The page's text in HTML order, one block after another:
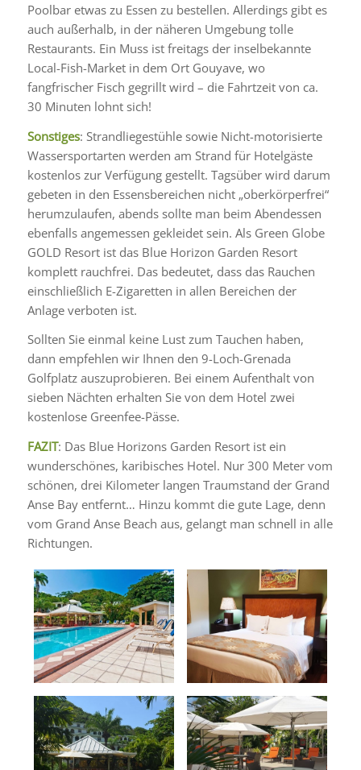
Poolbar etwas zu Essen zu bestellen. Allerdings gibt es
auch außerhalb, in der näheren Umgebung tolle
Restaurants. Ein Muss ist freitags der inselbekannte
Local-Fish-Market in dem Ort Gouyave, wo
fangfrischer Fisch gegrillt wird – die Fahrtzeit von ca.
30 Minuten lohnt sich!
Sonstiges: Strandliegestühle sowie Nicht-motorisierte
Wassersportarten werden am Strand für Hotelgäste
kostenlos zur Verfügung gestellt. Tagsüber wird darum
gebeten in den Essensbereichen nicht „oberkörperfrei“
herumzulaufen, abends sollte man beim Abendessen
ebenfalls angemessen gekleidet sein. Als Green Globe
GOLD Resort ist das Blue Horizon Garden Resort
komplett rauchfrei. Das bedeutet, dass das Rauchen
einschließlich E-Zigaretten in allen Bereichen der
Anlage verboten ist.
Sollten Sie einmal keine Lust zum Tauchen haben,
dann empfehlen wir Ihnen den 9-Loch-Grenada
Golfplatz auszuprobieren. Bei einem Aufenthalt von
sieben Nächten erhalten Sie von dem Hotel zwei
kostenlose Greenfee-Pässe.
FAZIT: Das Blue Horizons Garden Resort ist ein
wunderschönes, karibisches Hotel. Nur 300 Meter vom
schönen, drei Kilometer langen Traumstand der Grand
Anse Bay entfernt… Hinzu kommt die gute Lage, denn
vom Grand Anse Beach aus, gelangt man schnell in alle
Richtungen.